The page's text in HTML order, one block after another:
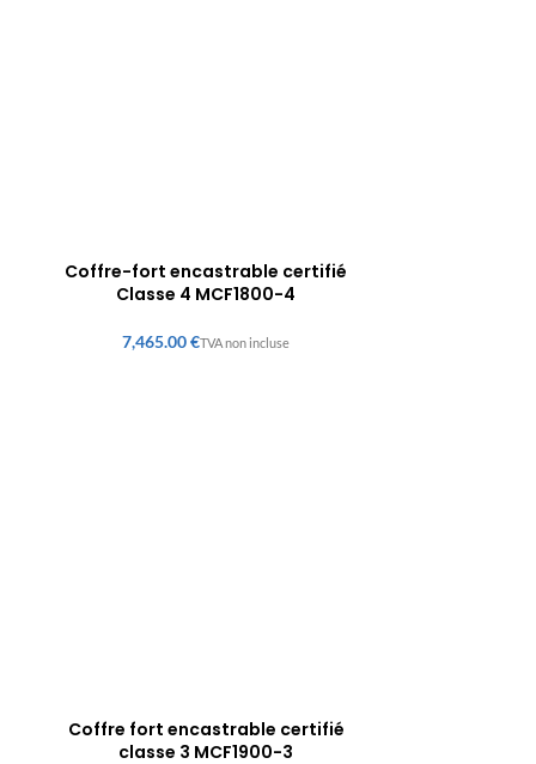
Coffre-fort encastrable certifié
Classe 4 MCF1800-4
€
Coffre fort encastrable certifié
classe 3 MCF1900-3